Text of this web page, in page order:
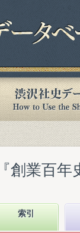
創業百年
索引